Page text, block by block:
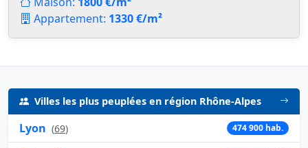
Appartement: 1330 €/m²
Villes les plus peuplées en région Rhône-Alpes
Lyon (69) 474 900 hab.